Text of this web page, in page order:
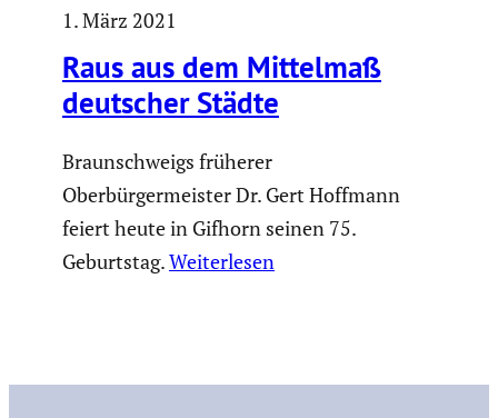
1. März 2021
Raus aus dem Mittelmaß
deutscher Städte
Braunschweigs früherer
Oberbürgermeister Dr. Gert Hoffmann
feiert heute in Gifhorn seinen 75.
Geburtstag.Weiterlesen